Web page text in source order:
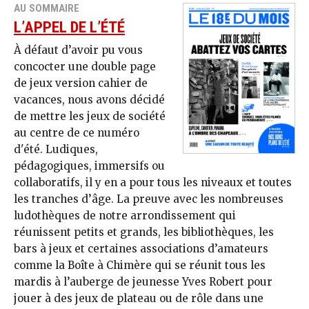
AU SOMMAIRE
L’APPEL DE L’ÉTÉ
À défaut d’avoir pu vous
concocter une double page
de jeux version cahier de
vacances, nous avons décidé
de mettre les jeux de société
au centre de ce numéro
d'été. Ludiques,
pédagogiques, immersifs ou
collaboratifs, il y en a pour tous les niveaux et toutes
les tranches d’âge. La preuve avec les nombreuses
ludothèques de notre arrondissement qui
réunissent petits et grands, les bibliothèques, les
bars à jeux et certaines associations d’amateurs
comme la Boîte à Chimère qui se réunit tous les
mardis à l’auberge de jeunesse Yves Robert pour
jouer à des jeux de plateau ou de rôle dans une